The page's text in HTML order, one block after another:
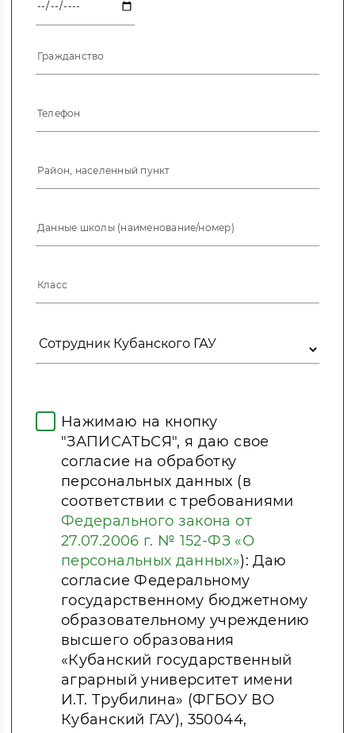
Нажимаю на кнопку
"ЗАПИСАТЬСЯ", я даю свое
согласие на обработку
персональных данных (в
соответствии с требованиями
Федерального закона от
27.07.2006 г. № 152-ФЗ «О
персональных данных»): Даю
согласие Федеральному
государственному бюджетному
образовательному учреждению
высшего образования
«Кубанский государственный
аграрный университет имени
И.Т. Трубилина» (ФГБОУ ВО
Кубанский ГАУ), 350044,